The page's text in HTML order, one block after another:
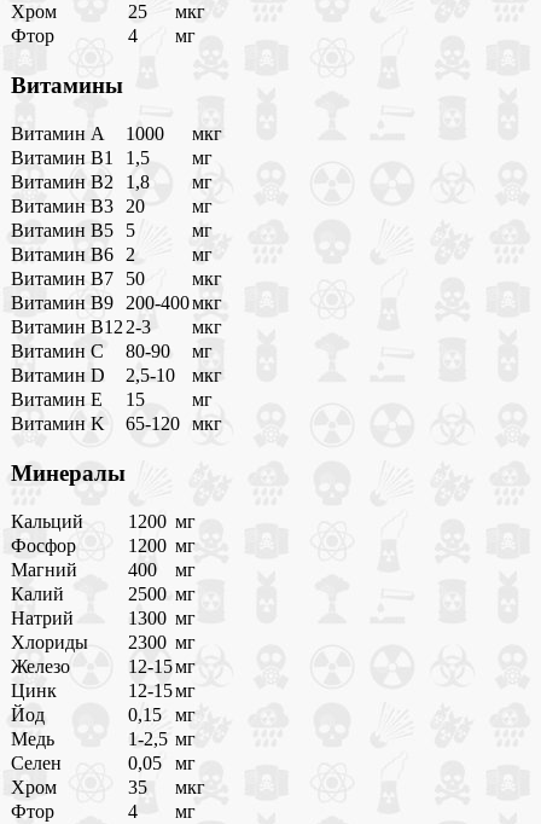
Хром
25
мкг
Фтор
4 мг
Витамины
Витамин A 1000
мкг
Витамин B1
1,5
мг
Витамин B2
1,8
мг
Витамин B3 20
мг
Витамин B5
5
мг
Витамин B6 2
мг
Витамин B7
50
мкг
Витамин B9 200-400мкг
Витамин B122-3
мкг
Витамин C
80-90
мг
Витамин D
2,5-10
мкг
Витамин E
15
мг
Витамин K
65-120 мкг
Минералы
Кальций 1200 мг
Фосфор
1200 мг
Магний
400
мг
Калий
2500 мг
Натрий
1300 мг
Хлориды
2300 мг
Железо
12-15мг
Цинк
12-15мг
Йод
0,15
мг
Медь
1-2,5 мг
Селен
0,05
мг
Хром
35
мкг
Фтор
4 мг